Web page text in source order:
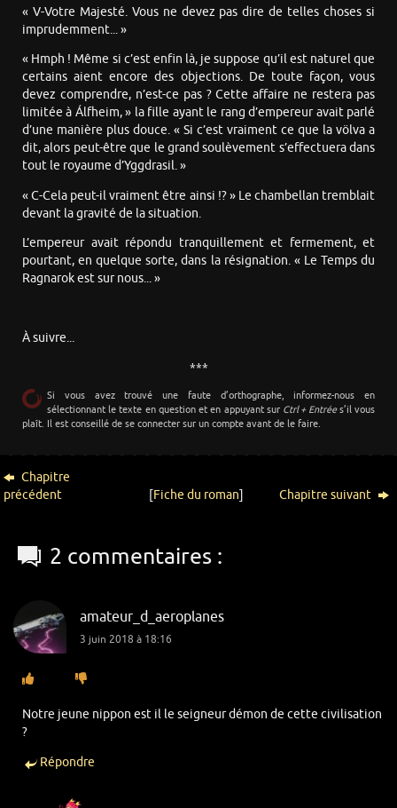
« V-Votre Majesté. Vous ne devez pas dire de telles choses si
imprudemment... »
« Hmph ! Même si c’est enfin là, je suppose qu’il est naturel que
certains aient encore des objections. De toute façon, vous
devez comprendre, n’est-ce pas ? Cette affaire ne restera pas
limitée à Álfheim, » la fille ayant le rang d’empereur avait parlé
d’une manière plus douce. « Si c’est vraiment ce que la völva a
dit, alors peut-être que le grand soulèvement s’effectuera dans
tout le royaume d’Yggdrasil. »
« C-Cela peut-il vraiment être ainsi !? » Le chambellan tremblait
devant la gravité de la situation.
L’empereur avait répondu tranquillement et fermement, et
pourtant, en quelque sorte, dans la résignation. « Le Temps du
Ragnarok est sur nous... »
À suivre...
***
Si vous avez trouvé une faute d’orthographe, informez-nous en
sélectionnant le texte en question et en appuyant sur Ctrl + Entrées’il vous
plaît. Il est conseillé de se connecter sur un compte avant de le faire.
Chapitre
précédent
[Fiche du roman] Chapitre suivant
2 commentaires :
amateur_d_aeroplanes
3 juin 2018 à 18:16
Notre jeune nippon est il le seigneur démon de cette civilisation
?
Répondre